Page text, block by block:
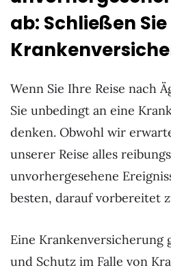
ab: Schließen
Wenn Sie Ihre Reise nach
Sie unbedingt an eine
denken. Obwohl wir
unserer Reise alles
unvorhergesehene
besten, darauf vorbereitet
Eine Krankenversicherung
und Schutz im Falle von